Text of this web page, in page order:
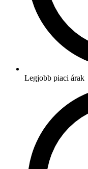
Legjobb piaci árak